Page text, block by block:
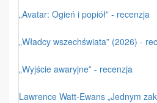
„Avatar: Ogień i popiół” - recenzja
„Władcy wszechświata” (2026) -
„Wyjście awaryjne” - recenzja
Lawrence Watt-Ewans „Jednym